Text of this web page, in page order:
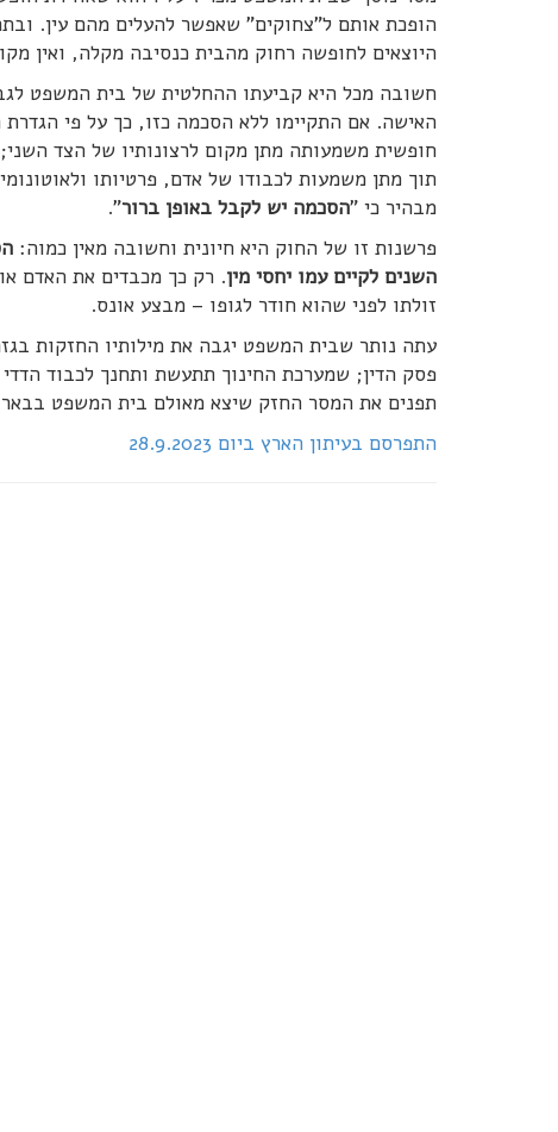
הופכת אותם ל"צחוקים" שאפשר להעלים מהם עין.
היוצאים לחופשה רחוק מהבית כנסיבה מקלה, ואין
חשובה מכל היא קביעתו ההחלטית של בית המשפט
האישה. אם התקיימו ללא הסכמה כזו, כך על פי
חופשית משמעותה מתן מקום לרצונותיו של הצד
תוך מתן משמעות לכבודו של אדם, פרטיותו
מבהיר כי "הסכמה יש לקבל באופן ברור".
פרשנות זו של החוק היא חיונית וחשובה מאין כמוה:
השנים לקיים עמו יחסי מין. רק כך מכבדים את האדם
זולתו לפני שהוא חודר לגופו – מבצע אונס.
עתה נותר שבית המשפט יגבה את מילותיו החזקות
פסק הדין; שמערכת החינוך תתעשת ותחנך לכבוד
תפנים את המסר החזק שיצא מאולם בית המשפט
התפרסם בעיתון הארץ ביום 28.9.2023